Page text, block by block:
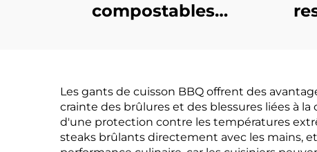
compostables
maïs
PLA
Les gants de cuisson BBQ offrent des
crainte des brûlures et des blessures liées à
d'une protection contre les températures
steaks brûlants directement avec les mains,